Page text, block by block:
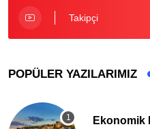
Takipçi
POPÜLER YAZILARIMIZ
Ekonomik